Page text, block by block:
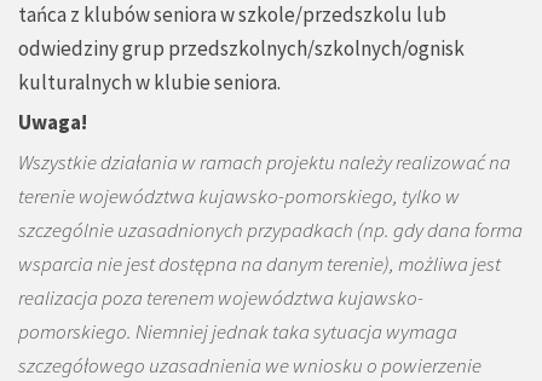
tańca z klubów seniora w szkole/przedszkolu lub
odwiedziny grup przedszkolnych/szkolnych/ognisk
kulturalnych w klubie seniora.
Uwaga!
Wszystkie działania w ramach projektu należy realizować na
terenie województwa kujawsko-pomorskiego, tylko w
szczególnie uzasadnionychprzypadkach (np. gdy dana forma
wsparcia nie jest dostępna na danym terenie), możliwa jest
realizacja poza terenem województwa kujawsko-
pomorskiego. Niemniej jednak taka sytuacja wymaga
szczegółowego uzasadnienia we wniosku o powierzenie